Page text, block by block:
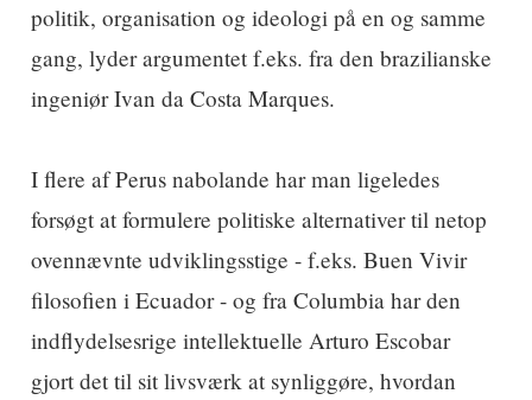
politik, organisation og ideologi på en og samme
gang, lyder argumentet f.eks. fra den brazilianske
ingeniør Ivan da Costa Marques.
I flere af Perus nabolande har man ligeledes
forsøgt at formulere politiske alternativer til netop
ovennævnte udviklingsstige - f.eks. Buen Vivir
filosofien i Ecuador - og fra Columbia har den
indflydelsesrige intellektuelle Arturo Escobar
gjort det til sit livsværk at synliggøre, hvordan